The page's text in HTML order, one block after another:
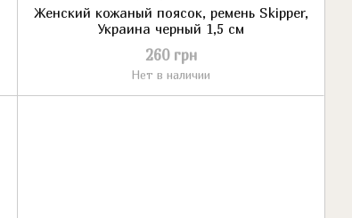
Женский кожаный поясок, ремень Skipper,
Украина черный 1,5 см
260 грн
Нет в наличии